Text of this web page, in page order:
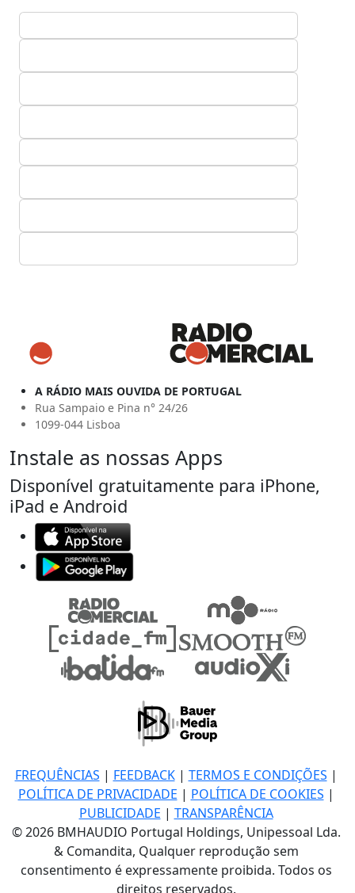
A RÁDIO MAIS OUVIDA DE PORTUGAL
Rua Sampaio e Pina n° 24/26
1099-044 Lisboa
Instale as nossas Apps
Disponível gratuitamente para iPhone,
iPad e Android
FREQUÊNCIAS | FEEDBACK| TERMOS E CONDIÇÕES |
POLÍTICA DE PRIVACIDADE | POLÍTICA DE COOKIES |
PUBLICIDADE | TRANSPARÊNCIA
© 2026 BMHAUDIO Portugal Holdings, Unipessoal Lda.
& Comandita, Qualquer reprodução sem
consentimento é expressamente proibida. Todos os
direitos reservados.